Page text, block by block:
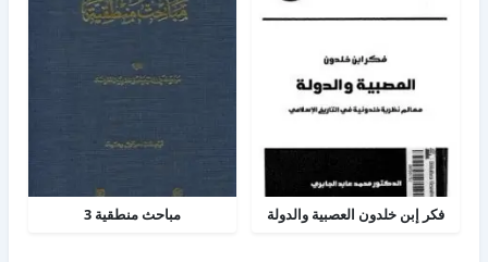
فكر إبن خلدون العصبية والدولة مباحث منطقية 3